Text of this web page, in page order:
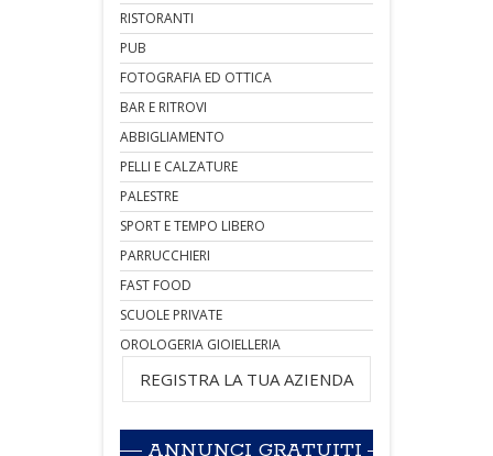
RISTORANTI
PUB
FOTOGRAFIA ED OTTICA
BAR E RITROVI
ABBIGLIAMENTO
PELLI E CALZATURE
PALESTRE
SPORT E TEMPO LIBERO
PARRUCCHIERI
FAST FOOD
SCUOLE PRIVATE
OROLOGERIA GIOIELLERIA
REGISTRA LA TUA AZIENDA
ANNUNCI GRATUITI